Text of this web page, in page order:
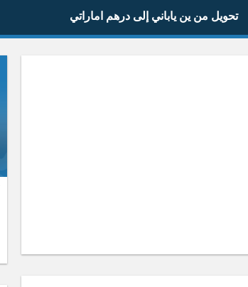
تحويل من ين ياباني إلى درهم اماراتي